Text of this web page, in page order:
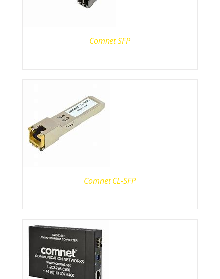
Comnet SFP
Comnet CL-SFP